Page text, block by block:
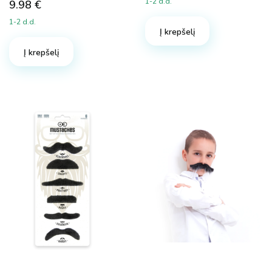
9.98 €
1-2 d.d.
Į krepšelį
Į krepšelį